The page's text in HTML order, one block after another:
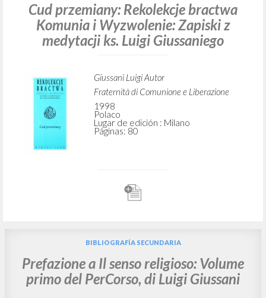
Cud przemiany: Rekolekcje bractwa
Komunia i Wyzwolenie: Zapiski z
medytacji ks. Luigi Giussaniego
Giussani Luigi Autor
Fraternità di Comunione e Liberazione
1998
Polaco
Lugar de edición : Milano
Páginas: 80
BIBLIOGRAFÍA SECUNDARIA
Prefazione a Il senso religioso: Volume
primo del PerCorso, di Luigi Giussani